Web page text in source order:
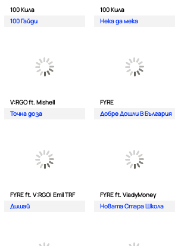
100 Кила
100 Гайди
100 Кила
Нека да мека
V:RGO ft. Mishell
Точна доза
FYRE
Добре Дошли В България
FYRE ft. V:RGO| Emil TRF
Дишай
FYRE ft. VladyMoney
Новата Стара Школа